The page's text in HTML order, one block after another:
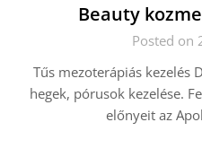
Beauty
Posted on
Tűs mezoterápiás kezelés
hegek, pórusok kezelése.
előnyeit az